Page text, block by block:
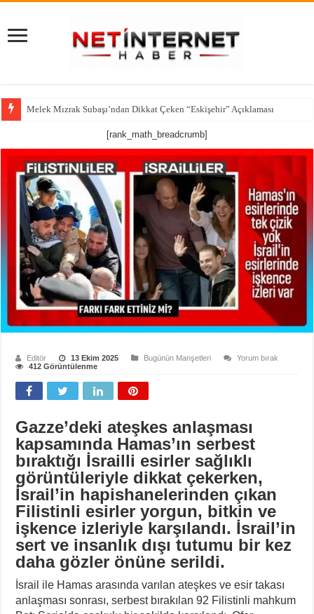
Melek Mızrak Subaşı’ndan Dikkat Çeken “Eskişehir” Açıklaması
[rank_math_breadcrumb]
Editör 13 Ekim 2025 Bugünün Manşetleri
Yorum bırak
412 Görüntülenme
Gazze’deki ateşkes anlaşması
kapsamında Hamas’ın serbest
bıraktığı İsrailli esirler sağlıklı
görüntüleriyle dikkat çekerken,
İsrail’in hapishanelerinden çıkan
Filistinli esirler yorgun, bitkin ve
işkence izleriyle karşılandı. İsrail’in
sert ve insanlık dışı tutumu bir kez
daha gözler önüne serildi.
İsrail ile Hamas arasında varılan ateşkes ve esir takası
anlaşması sonrası, serbest bırakılan 92 Filistinli mahkum